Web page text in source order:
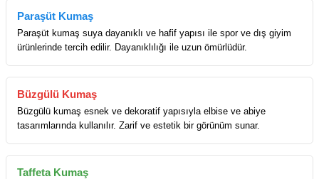
Paraşüt Kumaş
Paraşüt kumaş suya dayanıklı ve hafif yapısı ile spor ve dış giyim
ürünlerinde tercih edilir. Dayanıklılığı ile uzun ömürlüdür.
Büzgülü Kumaş
Büzgülü kumaş esnek ve dekoratif yapısıyla elbise ve abiye
tasarımlarında kullanılır. Zarif ve estetik bir görünüm sunar.
Taffeta Kumaş